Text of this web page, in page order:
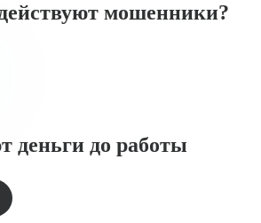
мошенники?
деньги до работы